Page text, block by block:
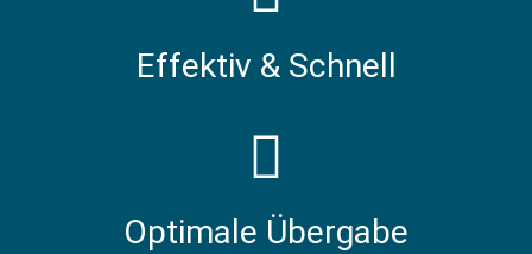
Effektiv & Schnell
Optimale Übergabe